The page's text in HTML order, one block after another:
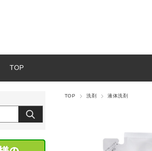
TOP
TOP 洗剤 液体洗剤